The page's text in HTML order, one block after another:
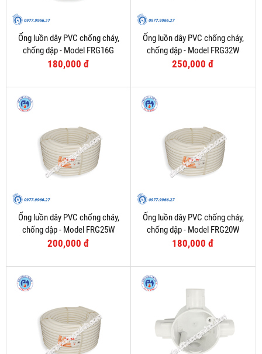
Ống luồn dây PVC chống cháy,
chống dập - Model FRG16G
180,000 đ
Ống luồn dây PVC chống cháy,
chống dập - Model FRG32W
250,000 đ
Ống luồn dây PVC chống cháy,
chống dập - Model FRG25W
200,000 đ
Ống luồn dây PVC chống cháy,
chống dập - Model FRG20W
180,000 đ